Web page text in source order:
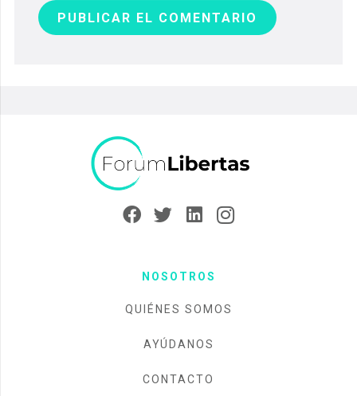
PUBLICAR EL COMENTARIO
NOSOTROS
QUIÉNES SOMOS
AYÚDANOS
CONTACTO